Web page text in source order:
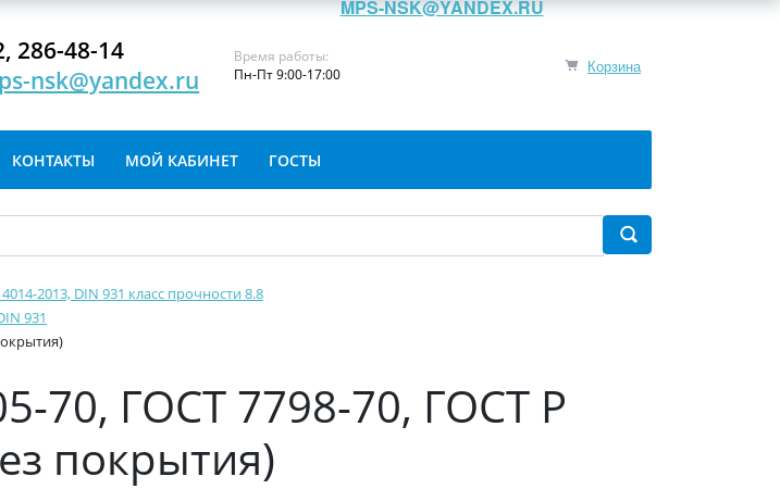
Корзина
286-48-14
nsk@yandex.ru
Время работы:
Пн-Пт 9:00-17:00
КОНТАКТЫ МОЙ КАБИНЕТ ГОСТЫ
2013, DIN 931 класс прочности 8.8
931
70, ГОСТ 7798-70, ГОСТ Р
покрытия)
MPS-NSK@YANDEX.RU